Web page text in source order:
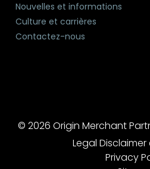
Nouvelles et informations
Culture et carrières
Contactez-nous
© 2026 Origin Merchant
Legal
Privacy